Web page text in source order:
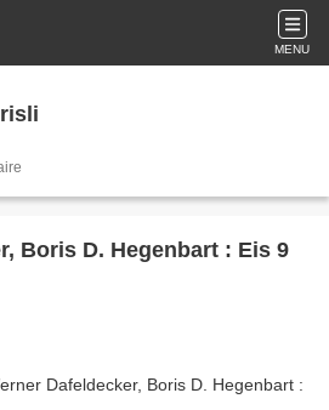
MENU
Boris D. Hegenbart : Eis 9